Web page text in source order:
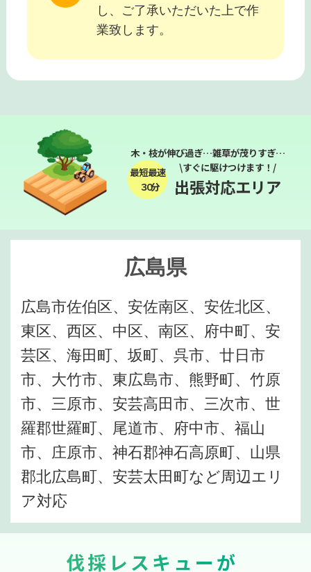
し、ご了承いただいた上で作
業致します。
木・枝が伸び過ぎ…雑草が茂りすぎ…
最短最速
３０分
\すぐに駆けつけます！/
出張対応エリア
広島県
広島市佐伯区、安佐南区、安佐北区、
東区、西区、中区、南区、府中町、安
芸区、海田町、坂町、呉市、廿日市
市、大竹市、東広島市、熊野町、竹原
市、三原市、安芸高田市、三次市、世
羅郡世羅町、尾道市、府中市、福山
市、庄原市、神石郡神石高原町、山県
郡北広島町、安芸太田町など周辺エリ
ア対応
伐採レスキューが